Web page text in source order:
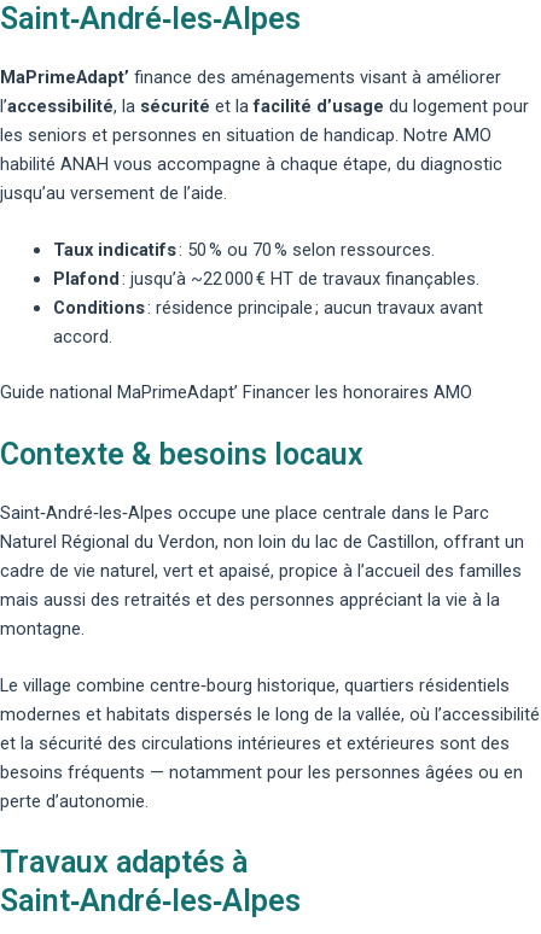
Saint‑André‑les‑Alpes
MaPrimeAdapt’ finance des aménagements visant à améliorer
l’accessibilité, la sécurité et lafacilité d’usage du logement pour
les seniors et personnes en situation de handicap. Notre AMO
habilité ANAH vous accompagne à chaque étape, du diagnostic
jusqu’au versement de l’aide.
Taux indicatifs: 50 % ou 70 % selon ressources.
Plafond : jusqu’à ~22 000 € HT de travaux finançables.
Conditions: résidence principale ; aucun travaux avant
accord.
Guide national MaPrimeAdapt’ Financer les honoraires AMO
Contexte & besoins locaux
Saint‑André‑les‑Alpes occupe une place centrale dans le Parc
Naturel Régional du Verdon, non loin du lac de Castillon, offrant un
cadre de vie naturel, vert et apaisé, propice à l’accueil des familles
mais aussi des retraités et des personnes appréciant la vie à la
montagne.
Le village combine centre‑bourg historique, quartiers résidentiels
modernes et habitats dispersés le long de la vallée, où l’accessibilité
et la sécurité des circulations intérieures et extérieures sont des
besoins fréquents — notamment pour les personnes âgées ou en
perte d’autonomie.
Travaux adaptés à
Saint‑André‑les‑Alpes